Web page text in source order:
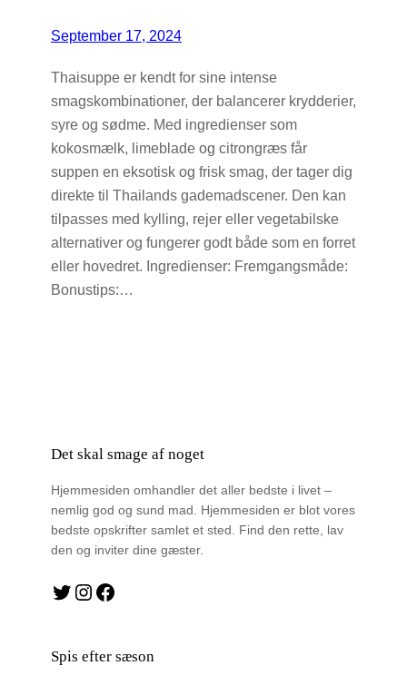
September 17, 2024
Thaisuppe er kendt for sine intense
smagskombinationer, der balancerer krydderier,
syre og sødme. Med ingredienser som
kokosmælk, limeblade og citrongræs får
suppen en eksotisk og frisk smag, der tager dig
direkte til Thailands gademadscener. Den kan
tilpasses med kylling, rejer eller vegetabilske
alternativer og fungerer godt både som en forret
eller hovedret. Ingredienser: Fremgangsmåde:
Bonustips:…
Det skal smage af noget
Hjemmesiden omhandler det aller bedste i livet –
nemlig god og sund mad. Hjemmesiden er blot vores
bedste opskrifter samlet et sted. Find den rette, lav
den og inviter dine gæster.
Twitter Instagram Facebook
Spis efter sæson